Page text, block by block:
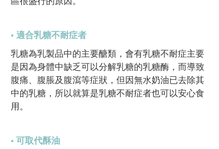
• 適合乳糖不耐症者
乳糖為乳製品中的主要醣類，會有乳糖不耐症主要
是因為身體中缺乏可以分解乳糖的乳糖酶，而導致
腹痛、腹脹及腹瀉等症狀，但因無水奶油已去除其
中的乳糖，所以就算是乳糖不耐症者也可以安心食
用。
• 可取代酥油